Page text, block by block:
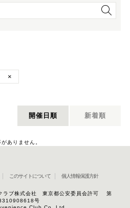
×
開催日順 新着順
ありません。
このサイトについて 個人情報保護方針
ラブ株式会社 東京都公安委員会許可 第
号